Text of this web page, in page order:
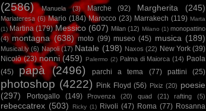
(2586)
Manuela (3) Marche (92) Margherita (245)
Mariateresa (6) Mario (184) Marocco (23) Marrakech (119) Marta
(1) Martina (179) Messico (607) Milan (12) Milano (1) monopattino
(4) montagna (638) moto (99) museo (45) musica (189)
Musical.ly (6) Napoli (17) Natale (198) Naxos (22) New York (39)
Nicolò (23) nonni (459) Palermo (2) Palma di Maiorca (14) Paola
(45)
papà (2496) parchi a tema (77) pattini (25)
photoshop (4222) Pink Floyd (56) Pixiz (20) poesie
(297)
Portogallo (149) Provenza (20) quad (21) rafting (5)
rebeccatrex (503) Ricky (1) Rivoli (47) Roma (77) Rosanna